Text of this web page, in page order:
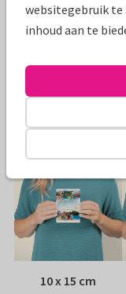
Papiersoort:
Adres:
Formaten
10 x 15 cm
websitegebruik te
inhoud aan te